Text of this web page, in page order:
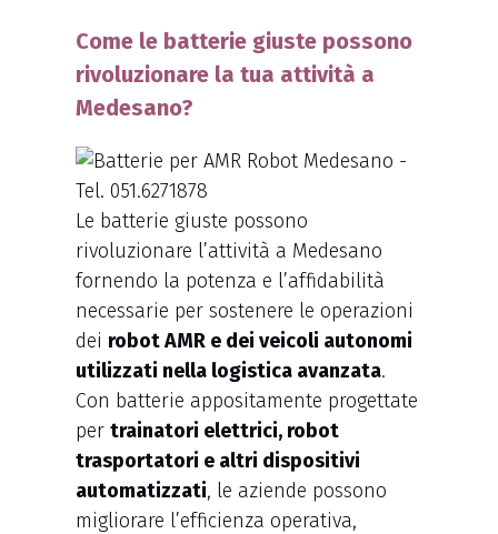
Come le batterie giuste possono
rivoluzionare la tua attività a
Medesano?
Le batterie giuste possono
rivoluzionare l’attività a Medesano
fornendo la potenza e l’affidabilità
necessarie per sostenere le operazioni
dei robot AMR e dei veicoli autonomi
utilizzati nella logistica avanzata.
Con batterie appositamente progettate
per trainatori elettrici, robot
trasportatori e altri dispositivi
automatizzati, le aziende possono
migliorare l’efficienza operativa,